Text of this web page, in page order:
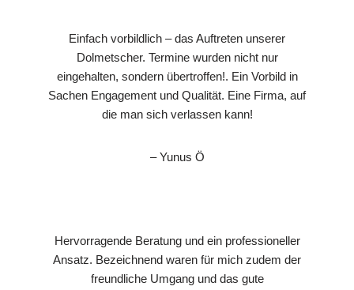
Einfach vorbildlich – das Auftreten unserer
Dolmetscher. Termine wurden nicht nur
eingehalten, sondern übertroffen!. Ein Vorbild in
Sachen Engagement und Qualität. Eine Firma, auf
die man sich verlassen kann!
– Yunus Ö
Hervorragende Beratung und ein professioneller
Ansatz. Bezeichnend waren für mich zudem der
freundliche Umgang und das gute